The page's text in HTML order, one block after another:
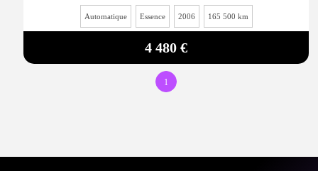
Automatique Essence 2006 165 500 km
4 480 €
1